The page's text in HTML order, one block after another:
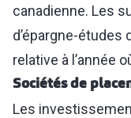
canadienne. Les
relative à l’année
Sociétés de
Les